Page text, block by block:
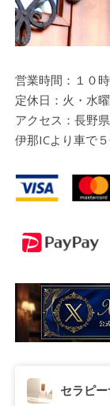
営業時間：１０
定休日：火・水
アクセス：長野
伊那ICより車で
セラピ